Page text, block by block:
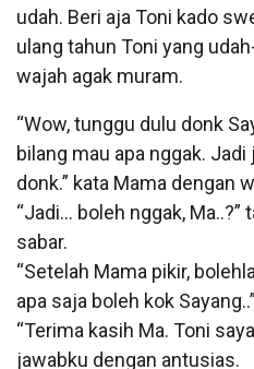
udah. Beri aja Toni kado
ulang tahun Toni yang
wajah agak muram.
“Wow, tunggu dulu donk
bilang mau apa nggak.
donk.” kata Mama dengan
“Jadi… boleh nggak, Ma..?”
sabar.
“Setelah Mama pikir,
apa saja boleh kok
“Terima kasih Ma. Toni
jawabku dengan antusias.